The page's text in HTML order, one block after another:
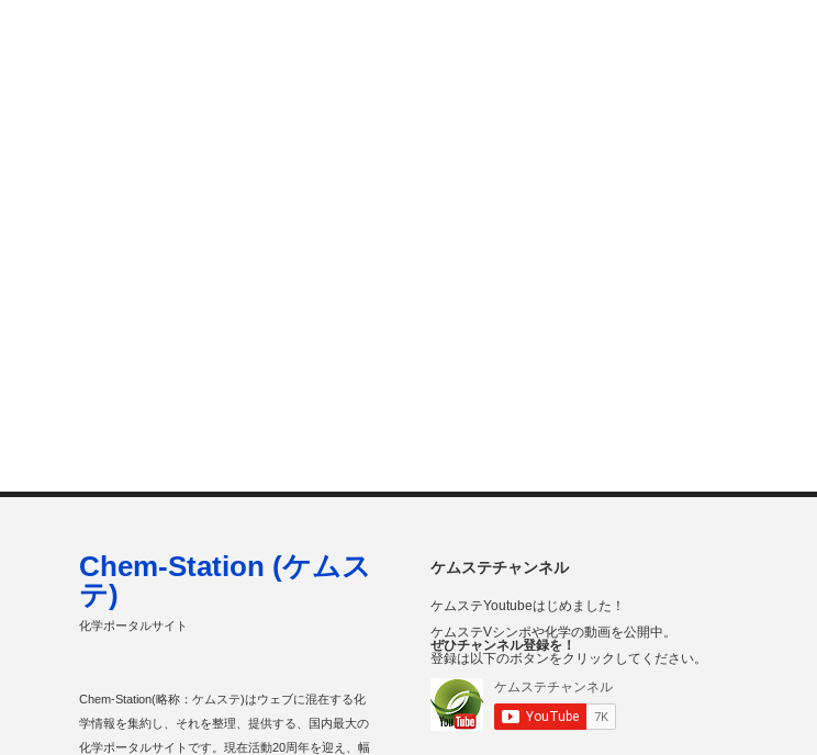
ケムステチャンネル
ケムステYoutubeはじめました！
ケムステVシンポや化学の動画を公開中。
ぜひチャンネル登録を！
登録は以下のボタンをクリックしてください。
Chem-Station (ケムス
テ)
化学ポータルサイト
Chem-Station(略称：ケムステ)はウェブに混在する化
学情報を集約し、それを整理、提供する、国内最大の
化学ポータルサイトです。現在活動20周年を迎え、幅